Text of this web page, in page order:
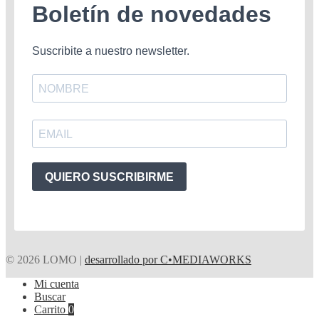
Boletín de novedades
Suscribite a nuestro newsletter.
QUIERO SUSCRIBIRME
© 2026 LOMO | desarrollado por C•MEDIAWORKS
Mi cuenta
Buscar
Carrito 0